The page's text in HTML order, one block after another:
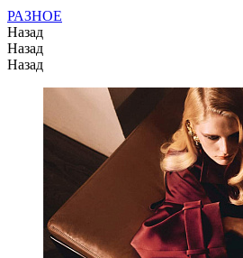
РАЗНОЕ
Назад
Назад
Назад